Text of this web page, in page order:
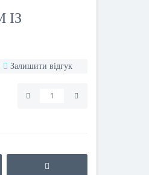
ІЗ
Залишити відгук